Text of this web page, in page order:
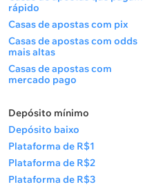
rápido
Casas de apostas com pix
Casas de apostas com odds
mais altas
Casas de apostas com
mercado pago
Depósito mínimo
Depósito baixo
Plataforma de R$1
Plataforma de R$2
Plataforma de R$3